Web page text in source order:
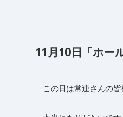
11月10日「ホー
この日は常連さんの